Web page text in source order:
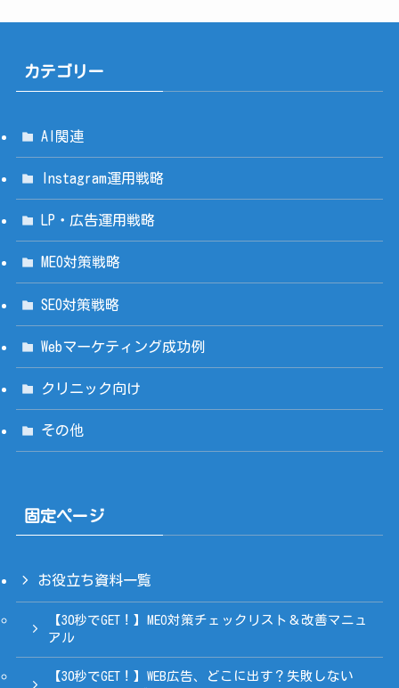
カテゴリー
AI関連
Instagram運用戦略
LP・広告運用戦略
MEO対策戦略
SEO対策戦略
Webマーケティング成功例
クリニック向け
その他
固定ページ
お役立ち資料一覧
【30秒でGET！】MEO対策チェックリスト＆改善マニュ
アル
【30秒でGET！】WEB広告、どこに出す？失敗しない